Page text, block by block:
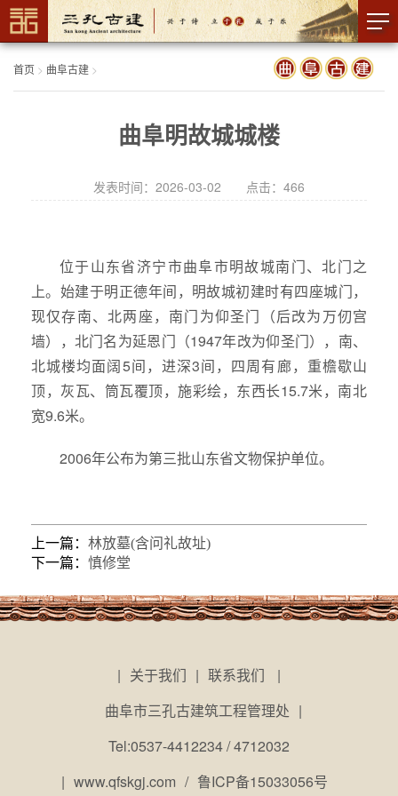
首页 > 曲阜古建 >
曲阜明故城城楼
发表时间：2026-03-02 点击： 466
位于山东省济宁市曲阜市明故城南门、北门之
上。始建于明正德年间，明故城初建时有四座城门，
现仅存南、北两座，南门为仰圣门（后改为万仞宫
墙），北门名为延恩门（1947年改为仰圣门），南、
北城楼均面阔5间，进深3间，四周有廊，重檐歇山
顶，灰瓦、筒瓦覆顶，施彩绘，东西长15.7米，南北
宽9.6米。
2006年公布为第三批山东省文物保护单位。
上一篇： 林放墓(含问礼故址)
下一篇： 慎修堂
| 关于我们 | 联系我们
|
曲阜市三孔古建筑工程管理处 |
Tel:0537-4412234 / 4712032
| www.qfskgj.com / 鲁ICP备15033056号